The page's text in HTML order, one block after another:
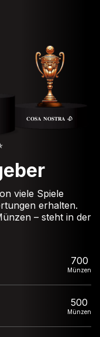
𝐂𝐎𝐒𝐀 𝐍𝐎𝐒𝐓𝐑𝐀 🥀
viele Spiele
erhalten.
– steht in der
700
Münzen
500
Münzen